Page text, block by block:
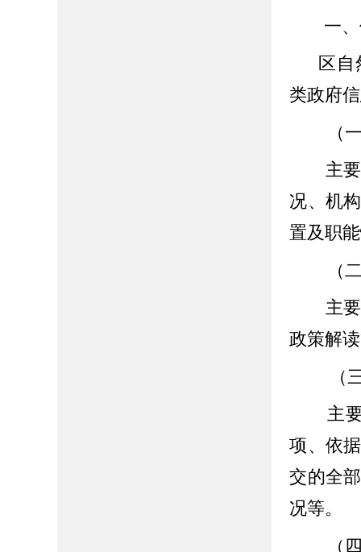
一
区自
类政府
（
主要
况、机
置及职
（
主要
政策解
（
主要
项、依
交的全
况等。
（